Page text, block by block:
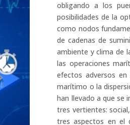
obligando a los
posibilidades de la
como nodos
de cadenas de
ambiente y clima de
las operaciones
efectos adversos
marítimo o la
han llevado a que se
tres vertientes:
tres aspectos en el